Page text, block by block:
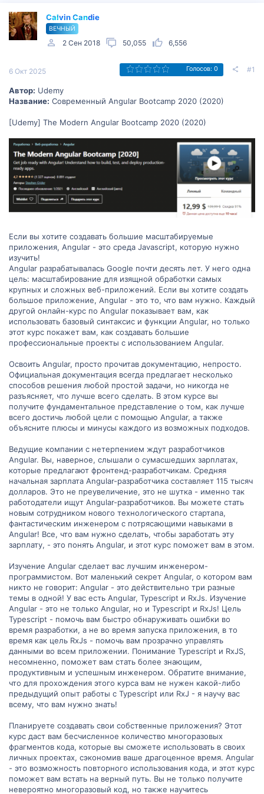
Calvin Candie
ВЕЧНЫЙ
2 Сен 2018 50,055 6,556
6 Окт 2025 Голосов: 0 #1
Автор: Udemy
Название: Современный Angular Bootcamp 2020 (2020)
[Udemy] The Modern Angular Bootcamp 2020 (2020)
Если вы хотите создавать большие масштабируемые
приложения, Angular - это среда Javascript, которую нужно
изучить!
Angular разрабатывалась Google почти десять лет. У него одна
цель: масштабирование для изящной обработки самых
крупных и сложных веб-приложений. Если вы хотите создать
большое приложение, Angular - это то, что вам нужно. Каждый
другой онлайн-курс по Angular показывает вам, как
использовать базовый синтаксис и функции Angular, но только
этот курс покажет вам, как создавать большие
профессиональные проекты с использованием Angular.
Освоить Angular, просто прочитав документацию, непросто.
Официальная документация всегда предлагает несколько
способов решения любой простой задачи, но никогда не
разъясняет, что лучше всего сделать. В этом курсе вы
получите фундаментальное представление о том, как лучше
всего достичь любой цели с помощью Angular, а также
объясните плюсы и минусы каждого из возможных подходов.
Ведущие компании с нетерпением ждут разработчиков
Angular. Вы, наверное, слышали о сумасшедших зарплатах,
которые предлагают фронтенд-разработчикам. Средняя
начальная зарплата Angular-разработчика составляет 115 тысяч
долларов. Это не преувеличение, это не шутка - именно так
работодатели ищут Angular-разработчиков. Вы можете стать
новым сотрудником нового технологического стартапа,
фантастическим инженером с потрясающими навыками в
Angular! Все, что вам нужно сделать, чтобы заработать эту
зарплату, - это понять Angular, и этот курс поможет вам в этом.
Изучение Angular сделает вас лучшим инженером-
программистом. Вот маленький секрет Angular, о котором вам
никто не говорит: Angular - это действительно три разные
темы в одной! У вас есть Angular, Typescript и RxJs. Изучение
Angular - это не только Angular, но и Typescript и RxJs! Цель
Typescript - помочь вам быстро обнаруживать ошибки во
время разработки, а не во время запуска приложения, в то
время как цель RxJs - помочь вам прозрачно управлять
данными во всем приложении. Понимание Typescript и RxJS,
несомненно, поможет вам стать более знающим,
продуктивным и успешным инженером. Обратите внимание,
что для прохождения этого курса вам не нужен какой-либо
предыдущий опыт работы с Typescript или RxJ - я научу вас
всему, что вам нужно знать!
Планируете создавать свои собственные приложения? Этот
курс даст вам бесчисленное количество многоразовых
фрагментов кода, которые вы сможете использовать в своих
личных проектах, сэкономив ваше драгоценное время. Angular
- это возможность повторного использования кода, и этот курс
поможет вам встать на верный путь. Вы не только получите
невероятно многоразовый код, но также научитесь